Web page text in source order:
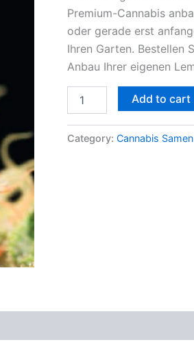
Premium-Cannabis
oder gerade erst
Ihren Garten. Bestellen
Anbau Ihrer eigenen
Add to cart
Category: Cannabis Samen